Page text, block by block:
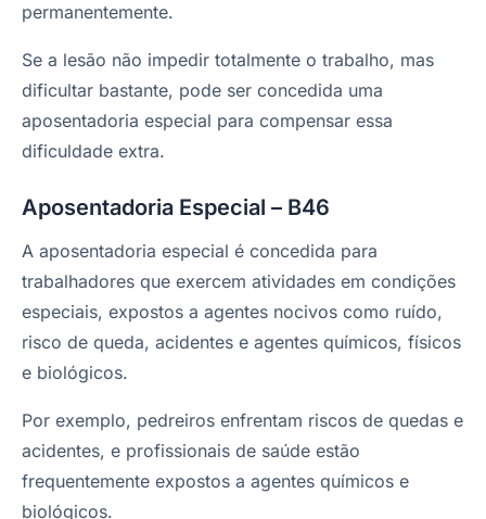
permanentemente.
Se a lesão não impedir totalmente o trabalho, mas
dificultar bastante, pode ser concedida uma
aposentadoria especial para compensar essa
dificuldade extra.
Aposentadoria Especial – B46
A aposentadoria especial é concedida para
trabalhadores que exercem atividades em condições
especiais, expostos a agentes nocivos como ruído,
risco de queda, acidentes e agentes químicos, físicos
e biológicos.
Por exemplo, pedreiros enfrentam riscos de quedas e
acidentes, e profissionais de saúde estão
frequentemente expostos a agentes químicos e
biológicos.